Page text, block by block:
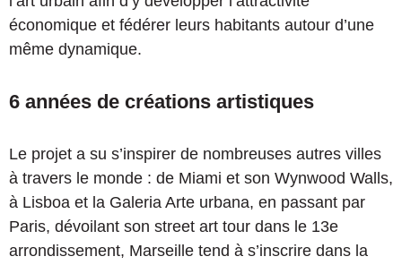
économique et fédérer leurs habitants autour d’une
même dynamique.
6 années de créations artistiques
Le projet a su s’inspirer de nombreuses autres villes
à travers le monde : de Miami et son Wynwood Walls,
à Lisboa et la Galeria Arte urbana, en passant par
Paris, dévoilant son street art tour dans le 13e
arrondissement, Marseille tend à s’inscrire dans la